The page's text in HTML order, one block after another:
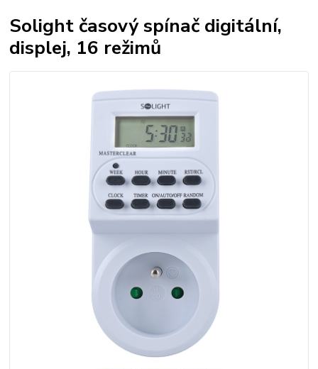
Solight časový spínač digitální,
displej, 16 režimů